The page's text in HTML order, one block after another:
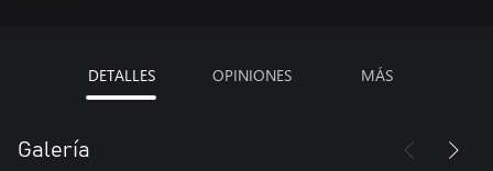
DETALLES OPINIONES MÁS
Galería